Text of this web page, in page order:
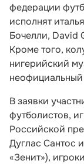
федерации
исполнят
Бочелли, David
Кроме того,
нигерийский
В заявки
футболистов,
Российской
Дуглас Сантос
«Зенит»),